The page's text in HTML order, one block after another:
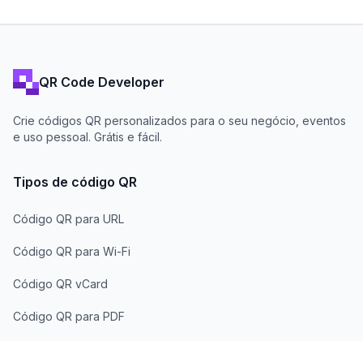
QR Code Developer
Crie códigos QR personalizados para o seu negócio, eventos
e uso pessoal. Grátis e fácil.
Tipos de código QR
Código QR para URL
Código QR para Wi-Fi
Código QR vCard
Código QR para PDF